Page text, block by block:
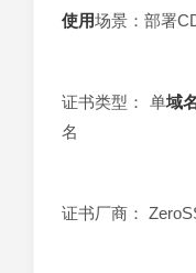
使用场景：部署
证书类型： 单域
名
证书厂商：